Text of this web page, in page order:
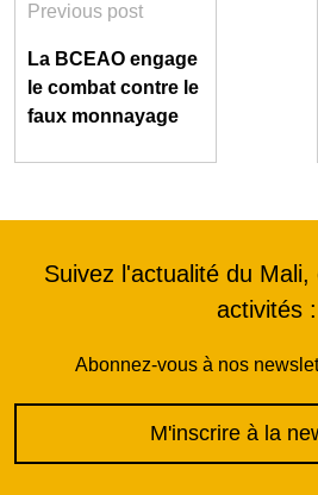
Previous post
La BCEAO engage
le combat contre le
faux monnayage
Suivez l'actualité du
activités :
Abonnez-vous à nos
M'inscrire à la